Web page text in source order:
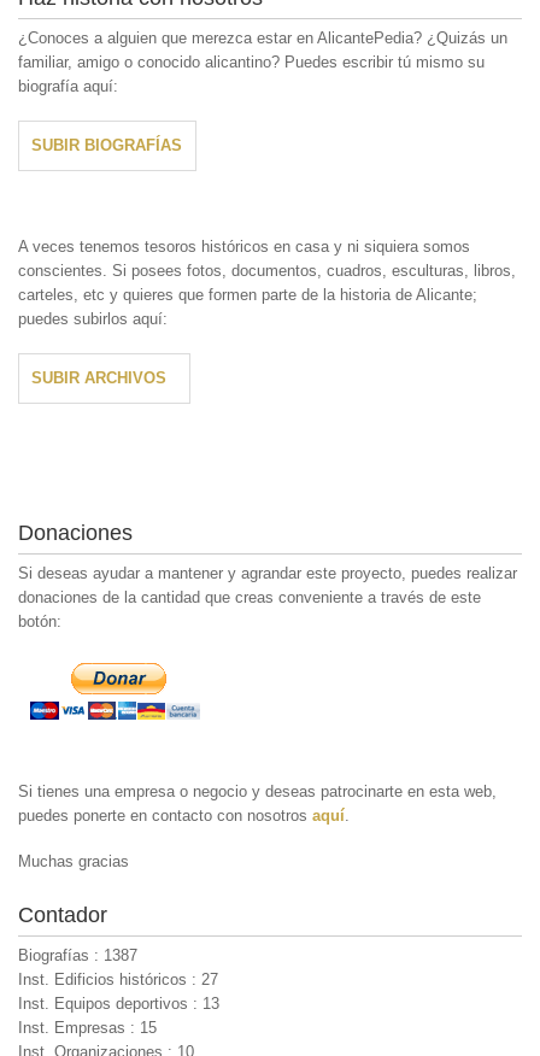
¿Conoces a alguien que merezca estar en AlicantePedia? ¿Quizás un
familiar, amigo o conocido alicantino? Puedes escribir tú mismo su
biografía aquí:
SUBIR BIOGRAFÍAS
A veces tenemos tesoros históricos en casa y ni siquiera somos
conscientes. Si posees fotos, documentos, cuadros, esculturas, libros,
carteles, etc y quieres que formen parte de la historia de Alicante;
puedes subirlos aquí:
SUBIR ARCHIVOS
Donaciones
Si deseas ayudar a mantener y agrandar este proyecto, puedes realizar
donaciones de la cantidad que creas conveniente a través de este
botón:
Si tienes una empresa o negocio y deseas patrocinarte en esta web,
puedes ponerte en contacto con nosotros aquí
Muchas gracias
Contador
Biografías : 1387
Inst. Edificios históricos : 27
Inst. Equipos deportivos : 13
Inst. Empresas : 15
Inst. Organizaciones : 10